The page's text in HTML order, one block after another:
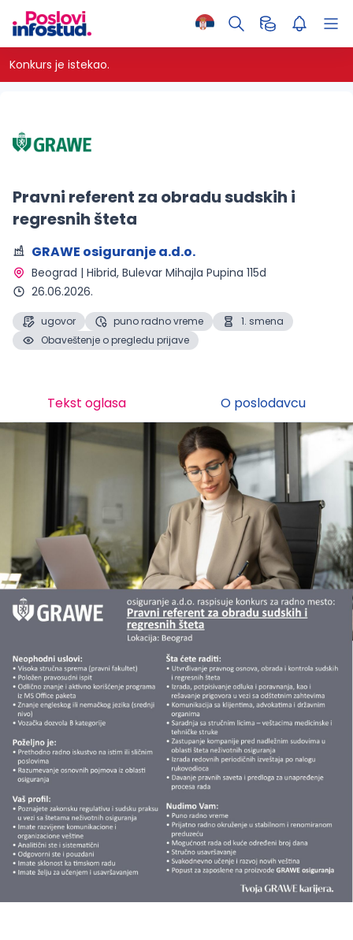
Konkurs je istekao.
Pravni referent za obradu sudskih i
regresnih šteta
GRAWE osiguranje a.d.o.
Beograd | Hibrid, Bulevar Mihajla Pupina 115d
26.06.2026.
ugovor puno radno vreme
1. smena
Obaveštenje o pregledu prijave
Tekst oglasa O poslodavcu